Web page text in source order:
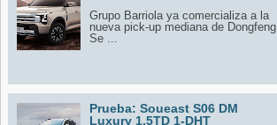
Grupo Barriola ya comercializa a la
nueva pick-up mediana de Dongfeng.
Se ...
Prueba: Soueast S06 DM
Luxury 1.5TD 1-DHT